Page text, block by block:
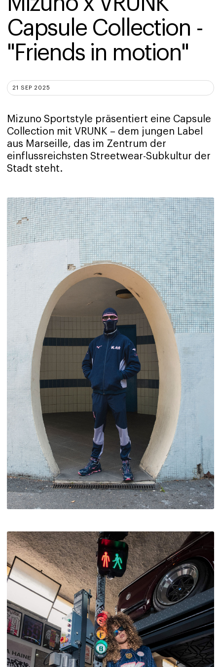
Capsule Collection -
"Friends in motion"
21 SEP 2025
Mizuno Sportstyle präsentiert eine Capsule
Collection mit VRUNK – dem jungen Label
aus Marseille, das im Zentrum der
einflussreichsten Streetwear-Subkultur der
Stadt steht.